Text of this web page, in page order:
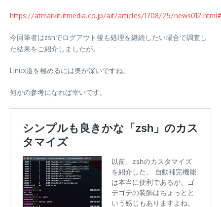
https://atmarkit.itmedia.co.jp/ait/articles/1708/25/
今回筆者はzshでログアウト後も処理を継続したい場合で調査し
た結果をご紹介しましたが、
Linux道を極めるには奥が深いですね。
何かの参考になれば幸いです。